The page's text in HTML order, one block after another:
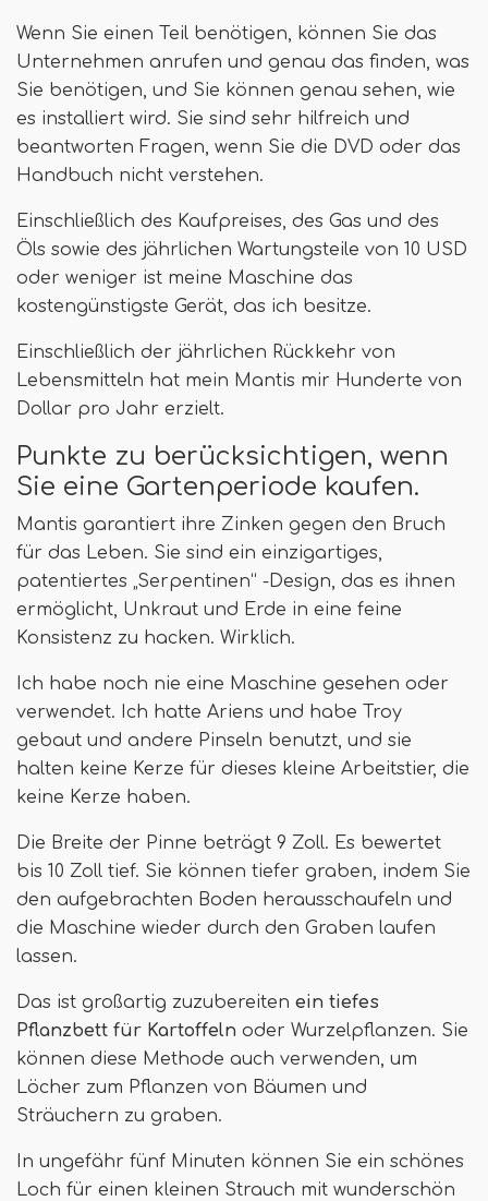
Wenn Sie einen Teil benötigen, können Sie das
Unternehmen anrufen und genau das finden, was
Sie benötigen, und Sie können genau sehen, wie
es installiert wird. Sie sind sehr hilfreich und
beantworten Fragen, wenn Sie die DVD oder das
Handbuch nicht verstehen.
Einschließlich des Kaufpreises, des Gas und des
Öls sowie des jährlichen Wartungsteile von 10 USD
oder weniger ist meine Maschine das
kostengünstigste Gerät, das ich besitze.
Einschließlich der jährlichen Rückkehr von
Lebensmitteln hat mein Mantis mir Hunderte von
Dollar pro Jahr erzielt.
Punkte zu berücksichtigen, wenn
Sie eine Gartenperiode kaufen.
Mantis garantiert ihre Zinken gegen den Bruch
für das Leben. Sie sind ein einzigartiges,
patentiertes „Serpentinen“ -Design, das es ihnen
ermöglicht, Unkraut und Erde in eine feine
Konsistenz zu hacken. Wirklich.
Ich habe noch nie eine Maschine gesehen oder
verwendet. Ich hatte Ariens und habe Troy
gebaut und andere Pinseln benutzt, und sie
halten keine Kerze für dieses kleine Arbeitstier, die
keine Kerze haben.
Die Breite der Pinne beträgt 9 Zoll. Es bewertet
bis 10 Zoll tief. Sie können tiefer graben, indem Sie
den aufgebrachten Boden herausschaufeln und
die Maschine wieder durch den Graben laufen
lassen.
Das ist großartig zuzubereiten ein tiefes
Pflanzbett für Kartoffeln oder Wurzelpflanzen. Sie
können diese Methode auch verwenden, um
Löcher zum Pflanzen von Bäumen und
Sträuchern zu graben.
In ungefähr fünf Minuten können Sie ein schönes
Loch für einen kleinen Strauch mit wunderschön